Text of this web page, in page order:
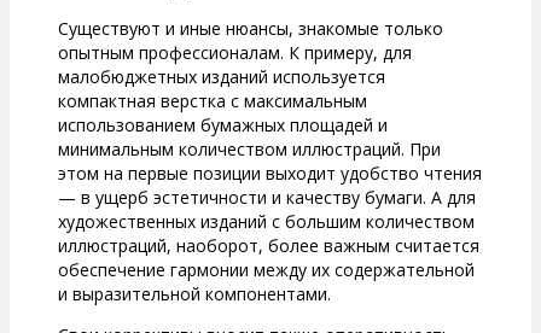
Существуют и иные нюансы, знакомые только
опытным профессионалам. К примеру, для
малобюджетных изданий используется
компактная верстка с максимальным
использованием бумажных площадей и
минимальным количеством иллюстраций. При
этом на первые позиции выходит удобство чтения
— в ущерб эстетичности и качеству бумаги. А для
художественных изданий с большим количеством
иллюстраций, наоборот, более важным считается
обеспечение гармонии между их содержательной
и выразительной компонентами.